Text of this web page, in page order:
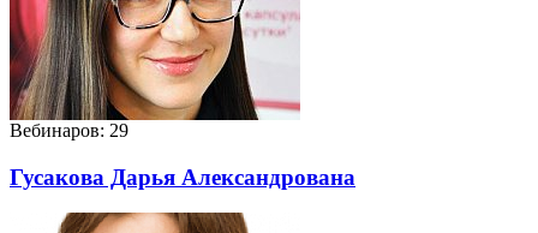
Вебинаров: 29
Гусакова Дарья Александрована